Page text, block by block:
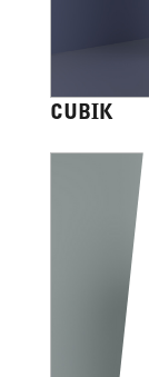
CUBIK